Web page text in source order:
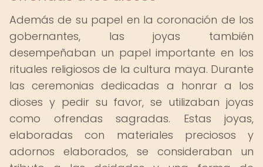
Además de su papel en la coronación de los
gobernantes, las joyas también
desempeñaban un papel importante en los
rituales religiosos de la cultura maya. Durante
las ceremonias dedicadas a honrar a los
dioses y pedir su favor, se utilizaban joyas
como ofrendas sagradas. Estas joyas,
elaboradas con materiales preciosos y
adornos elaborados, se consideraban un